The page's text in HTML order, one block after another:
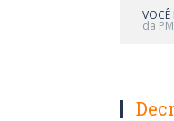
VOCÊ
da